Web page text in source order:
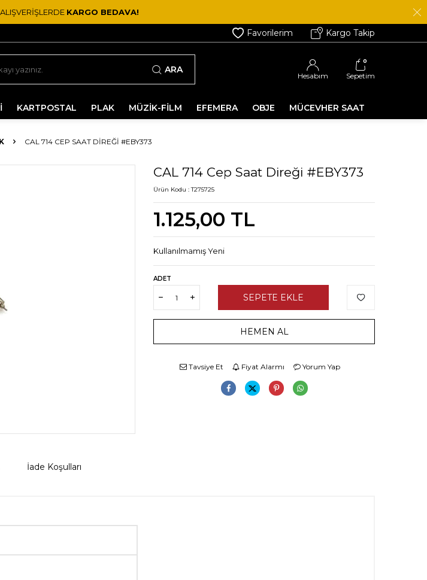
KARGO BEDAVA!
Favorilerim Kargo Takip
ARA
Hesabım
0
Sepetim
KARTPOSTAL PLAK MÜZİK-FİLM EFEMERA OBJE MÜCEVHER SAAT
CAL 714 CEP SAAT DIREĞI #EBY373
CAL 714 Cep Saat Direği #EBY373
Ürün Kodu :T275725
1.125,00 TL
Kullanılmamış Yeni
ADET
SEPETE EKLE
HEMEN AL
Tavsiye Et Fiyat Alarmı Yorum Yap
İade Koşulları